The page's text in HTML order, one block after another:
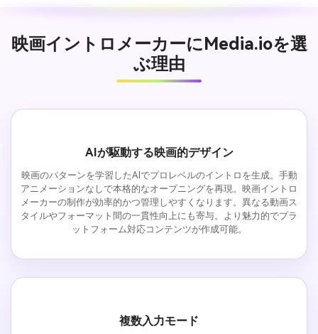
映画イントロメーカーにMedia.ioを選
ぶ理由
AIが駆動する映画的デザイン
映画のパターンを学習したAIでプロレベルのイントロを生成。手動
アニメーションなしで本格的なオープニングを再現。映画イントロ
メーカーの制作が効率的かつ管理しやすくなります。異なる動画ス
タイルやフォーマット間の一貫性向上にも寄与。より魅力的でプラ
ットフォーム対応コンテンツが作成可能。
複数入力モード